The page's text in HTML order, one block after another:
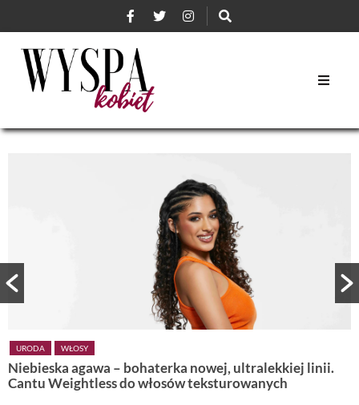
URODA WŁOSY
Niebieska agawa – bohaterka nowej, ultralekkiej linii.
Cantu Weightless do włosów teksturowanych